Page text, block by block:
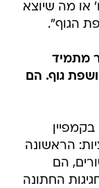
או מה שיוצא
הגוף".
מתמיד
גוף. הם
הראשונה
הם
החתונה